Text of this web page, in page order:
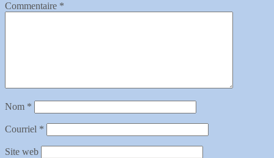
Commentaire *
Nom *
Courriel *
Site web